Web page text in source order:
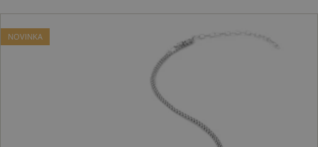
NOVINKA